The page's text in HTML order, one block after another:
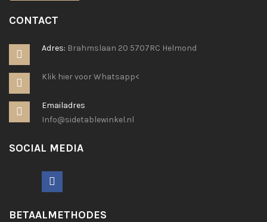
CONTACT
Adres: Brahmslaan 20 5707RC Helmond
Klik hier voor Whatsapp<
Emailadres
Info@sidetablewinkel.nl
SOCIAL MEDIA
BETAALMETHODES